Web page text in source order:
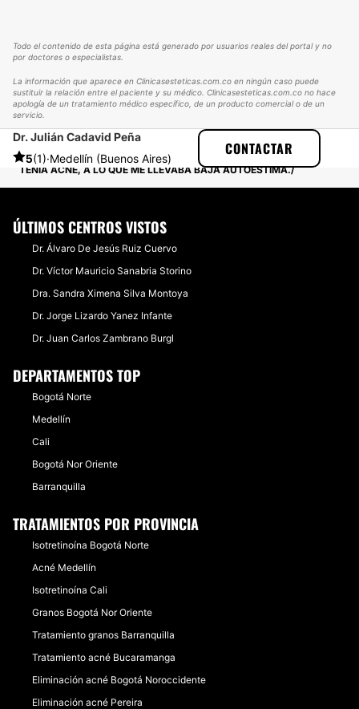
Todo el contenido de esta página está generado por usuarios reales del portal y no
por doctores o especialistas.
La información que aparece en Clinicasesteticas.com.co en ningún caso puede
sustituir la relación entre el paciente y su médico. Clinicasesteticas.com.co no hace
apología de un tratamiento médico específico, de un producto comercial o de un
servicio.
Dr. Julián Cadavid Peña
5(1)·Medellín (Buenos Aires)
CONTACTAR
CLINICASESTETICAS
EXPERIENCIAS
EXPERIENCIAS SOBRE ACNÉ
TENIA ACNE, A LO QUE ME LLEVABA BAJA AUTOESTIMA.
ÚLTIMOS CENTROS VISTOS
Dr. Álvaro De Jesús Ruiz Cuervo
Dr. Víctor Mauricio Sanabria Storino
Dra. Sandra Ximena Silva Montoya
Dr. Jorge Lizardo Yanez Infante
Dr. Juan Carlos Zambrano Burgl
DEPARTAMENTOS TOP
Bogotá Norte
Medellín
Cali
Bogotá Nor Oriente
Barranquilla
TRATAMIENTOS POR PROVINCIA
Isotretinoína Bogotá Norte
Acné Medellín
Isotretinoína Cali
Granos Bogotá Nor Oriente
Tratamiento granos Barranquilla
Tratamiento acné Bucaramanga
Eliminación acné Bogotá Noroccidente
Eliminación acné Pereira